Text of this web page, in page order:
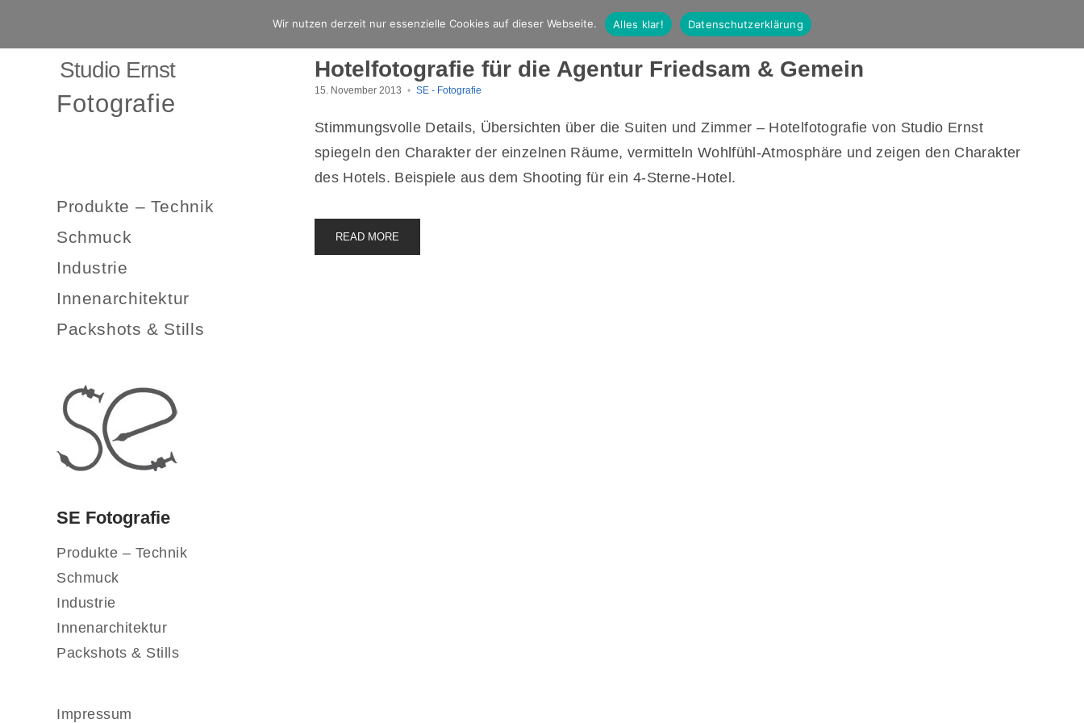
Studio Ernst
Fotografie
Produkte – Technik
Schmuck
Industrie
Innenarchitektur
Packshots & Stills
SE Fotografie
Produkte – Technik
Schmuck
Industrie
Innenarchitektur
Packshots & Stills
Impressum
Hotelfotografie für die Agentur Friedsam & Gemein
15. November 2013 SE - Fotografie
Stimmungsvolle Details, Übersichten über die Suiten und Zimmer – Hotelfotografie von Studio Ernst
spiegeln den Charakter der einzelnen Räume, vermitteln Wohlfühl-Atmosphäre und zeigen den Charakter
des Hotels. Beispiele aus dem Shooting für ein 4-Sterne-Hotel.
READ MORE
Wir nutzen derzeit nur essenzielle Cookies auf dieser Webseite. Alles klar! Datenschutzerklärung